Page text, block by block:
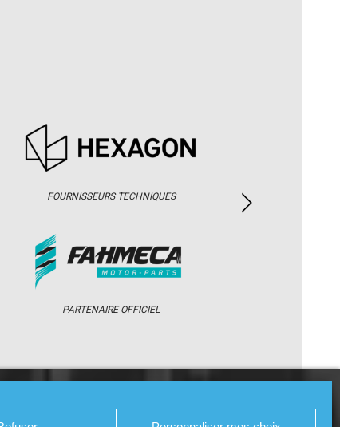
FOURNISSEURS TECHNIQUES
PARTENAIRE OFFICIEL
TV PARTENAIRES PRESSE